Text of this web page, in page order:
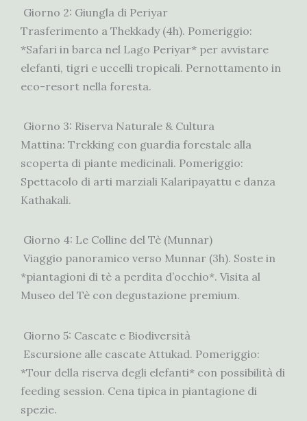
Giorno 2: Giungla di Periyar
Trasferimento a Thekkady (4h). Pomeriggio:
*Safari in barca nel Lago Periyar* per avvistare
elefanti, tigri e uccelli tropicali. Pernottamento in
eco-resort nella foresta.
Giorno 3: Riserva Naturale & Cultura
Mattina: Trekking con guardia forestale alla
scoperta di piante medicinali. Pomeriggio:
Spettacolo di arti marziali Kalaripayattu e danza
Kathakali.
Giorno 4: Le Colline del Tè (Munnar)
Viaggio panoramico verso Munnar (3h). Soste in
*piantagioni di tè a perdita d’occhio*. Visita al
Museo del Tè con degustazione premium.
Giorno 5: Cascate e Biodiversità
Escursione alle cascate Attukad. Pomeriggio:
*Tour della riserva degli elefanti* con possibilità di
feeding session. Cena tipica in piantagione di
spezie.